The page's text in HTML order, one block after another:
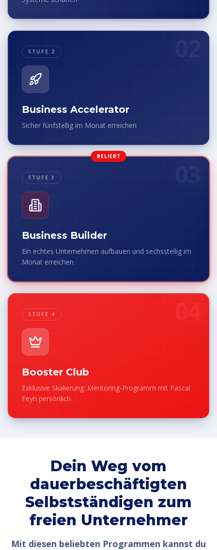
STUFE 2
Business Accelerator
Sicher fünfstellig im Monat erreichen
BELIEBT
03
STUFE 3
Business Builder
Ein echtes Unternehmen aufbauen und sechsstellig im
Monat erreichen
STUFE 4
Booster Club
Exklusive Skalierung: Mentoring-Programm mit Pascal
Feyh persönlich
Dein Weg vom
dauerbeschäftigten
Selbstständigen zum
freien Unternehmer
Mit diesen beliebten Programmen kannst du